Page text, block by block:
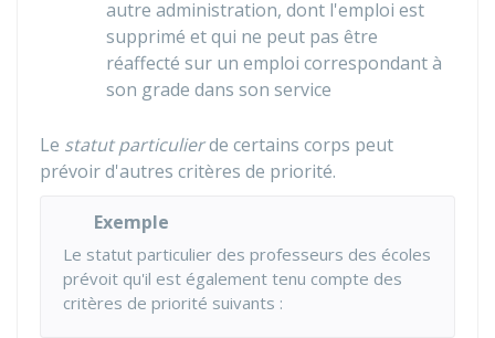
autre administration, dont l'emploi est
supprimé et qui ne peut pas être
réaffecté sur un emploi correspondant à
son grade dans son service
Le statut particulierde certains corps peut
prévoir d'autres critères de priorité.
Exemple
Le statut particulier des professeurs des écoles
prévoit qu'il est également tenu compte des
critères de priorité suivants :